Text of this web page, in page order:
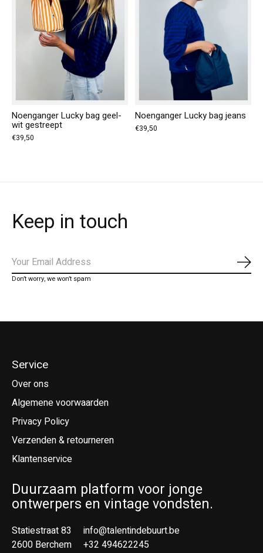
Noenganger Lucky bag geel-
wit gestreept
€39,50
Noenganger Lucky bag jeans
€39,50
Keep in touch
Don’t worry, we won’t spam
Service
Over ons
Algemene voorwaarden
Privacy Policy
Verzenden & retourneren
Klantenservice
Duurzaam platform voor jonge
ontwerpers en vintage vondsten.
Statiestraat 83
2600 Berchem
info@talentindebuurt.be
+32 494622245